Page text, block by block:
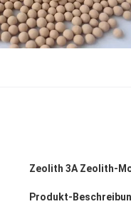
Zeolith 3A Zeolith-
Produkt-